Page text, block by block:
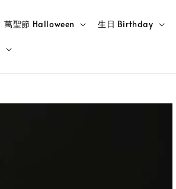
萬聖節 Halloween 生日 Birthday